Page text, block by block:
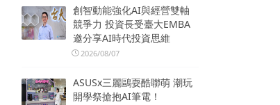
創智動能強化AI與經營雙軸
競爭力 投資長受臺大EMBA
邀分享AI時代投資思維
2026/08/07
ASUSx三麗鷗耍酷聯萌 潮玩
開學祭搶抱AI筆電！